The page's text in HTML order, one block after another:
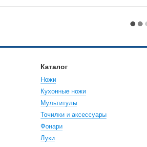
Каталог
Ножи
Кухонные ножи
Мультитулы
Точилки и аксессуары
Фонари
Луки